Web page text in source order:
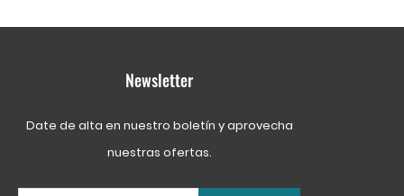
Newsletter
Date de alta en nuestro boletín y aprovecha
nuestras ofertas.